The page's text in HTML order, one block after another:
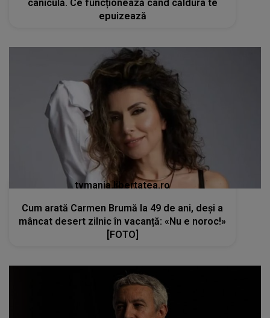
caniculă. Ce funcționează când căldura te
epuizează
tvmania.libertatea.ro
Cum arată Carmen Brumă la 49 de ani, deși a
mâncat desert zilnic în vacanță: «Nu e noroc!»
[FOTO]